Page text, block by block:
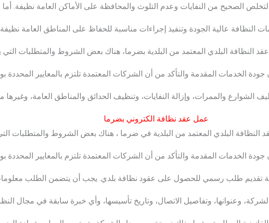
الصحيح من النفايات وعدم التلوث والمحافظة على الأماكن العامة نظيفة. أما
النظافة عالية الجودة وتنفيذ إجراءات مناسبة للحفاظ على المناطق العامة
النظافة البلدي المعتمد من البلدية بضرما، هناك بعض الشروط والمتطلبات التي
الخدمات المقدمة والتأكد من أن الشركات المعتمدة تلتزم بالمعايير المحددة
والممرات، وإزالة النفايات، وتنظيف الحدائق والمناطق العامة، وغيرها
عمل عقد نظافة الكتروني بضرما
البلدي المعتمد من البلدية في ضرما ، هناك بعض الشروط والمتطلبات
الخدمات المقدمة والتأكد من أن الشركات المعتمدة تلتزم بالمعايير المحددة
تقديم طلب رسمي للحصول على عقود نظافة بلدي. يجب أن يتضمن الطلب
وعنوانها، وتفاصيل الاتصال، وتاريخ تأسيسها، وأي خبرة سابقة في مجال